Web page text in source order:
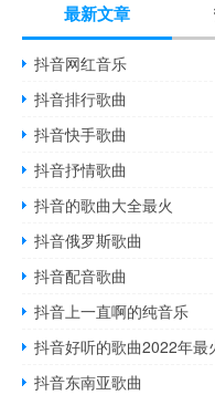
最新文章
抖音网红音乐
抖音排行歌曲
抖音快手歌曲
抖音抒情歌曲
抖音的歌曲大全最火
抖音俄罗斯歌曲
抖音配音歌曲
抖音上一直啊的纯音乐
抖音好听的歌曲2022年最
抖音东南亚歌曲